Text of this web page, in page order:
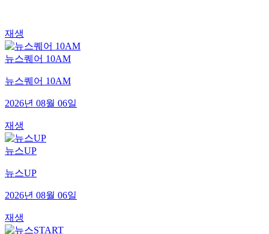
재생
뉴스퀘어 10AM
뉴스퀘어 10AM
2026년 08월 06일
재생
뉴스UP
뉴스UP
2026년 08월 06일
재생